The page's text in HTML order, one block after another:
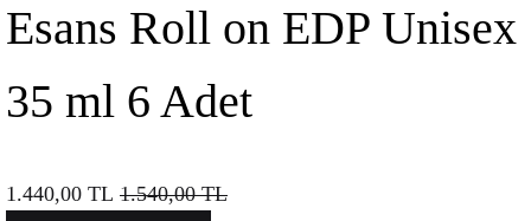
Esans Roll on EDP Unisex
35 ml 6 Adet
1.440,00 TL 1.540,00TL